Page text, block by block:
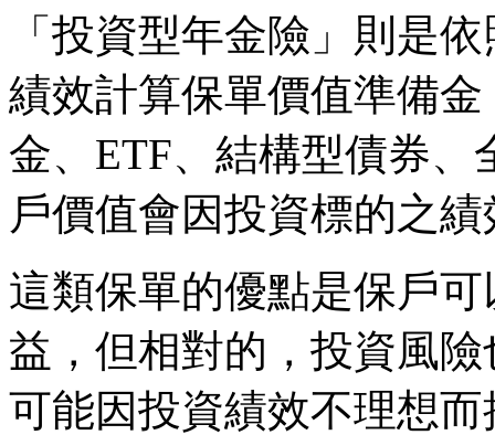
「投資型年金險」則是
績效計算保單價值準備
金、ETF、結構型債券
戶價值會因投資標的之
這類保單的優點是保戶
益，但相對的，投資風
可能因投資績效不理想